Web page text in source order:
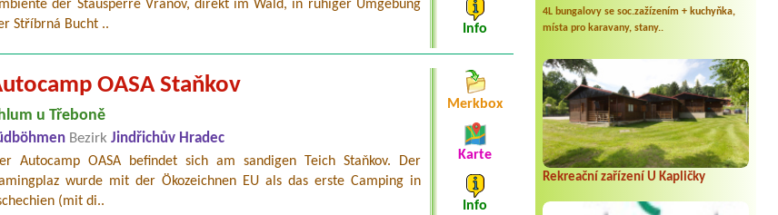
4L bungalovy se soc.zažízením + kuchyňka,
místa pro karavany, stany..
Rekreační zařízení U Kapličky
der Stausperre Vranov, direkt im Wald, in ruhiger Umgebung
Stříbrná Bucht ..
Info
OASA Staňkov
u Třeboně
Bezirk Jindřichův Hradec
Autocamp OASA befindet sich am sandigen Teich Staňkov. Der
wurde mit der Ökozeichnen EU als das erste Camping in
(mit di..
Merkbox
Karte
Info